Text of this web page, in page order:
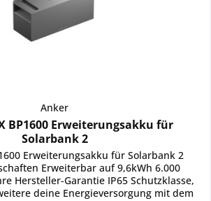
Anker
BP1600 Erweiterungsakku für
Solarbank 2
Erweiterungsakku für Solarbank 2
Erweiterbar auf 9,6kWh 6.000
Hersteller-Garantie IP65 Schutzklasse,
deine Energieversorgung mit dem